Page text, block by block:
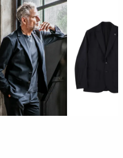
織物フリーカット素材。
にくく、シャープなカットラ
性を生み出します。
している為、ストレッチがと
と環境にも配慮した超軽量4
です。
れる質感で盛夏にも快適にご